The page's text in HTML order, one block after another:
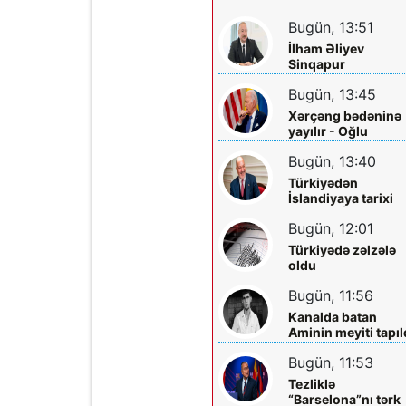
Bugün, 13:51
İlham Əliyev
Sinqapur
Prezidentini təbrik
etdi
Bugün, 13:45
Xərçəng bədəninə
yayılır - Oğlu
danışdı
Bugün, 13:40
Türkiyədən
İslandiyaya tarixi
təyinat - İlk o oldu
Bugün, 12:01
Türkiyədə zəlzələ
oldu
Bugün, 11:56
Kanalda batan
Aminin meyiti
Bugün, 11:53
Tezliklə
“Barselona”nı tərk